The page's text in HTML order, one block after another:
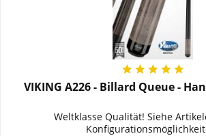
VIKING A226 - Billard Queue -
Weltklasse Qualität! Siehe